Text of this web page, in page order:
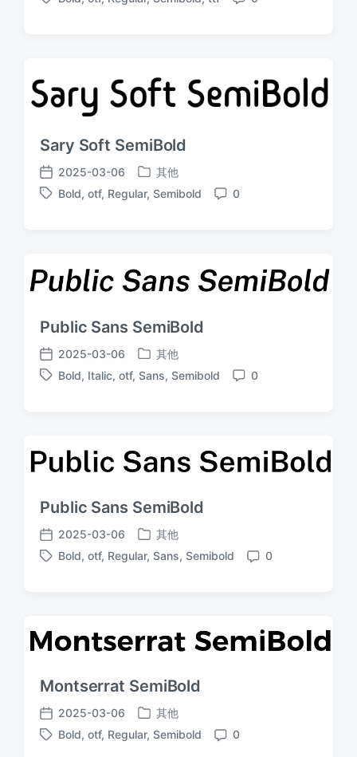
标
评
Sary Soft SemiBold
发
布
2025-03-06
发
布
其他
标
Bold, otf, Regular, Semibold
评
0
Public Sans SemiBold
发
布
2025-03-06
发
布
其他
标
Bold, Italic, otf, Sans, Semibold
评
0
Public Sans SemiBold
发
布
2025-03-06
发
布
其他
标
Bold, otf, Regular, Sans, Semibold
评
0
Montserrat SemiBold
发
布
2025-03-06
发
布
其他
标
Bold, otf, Regular, Semibold
评
0